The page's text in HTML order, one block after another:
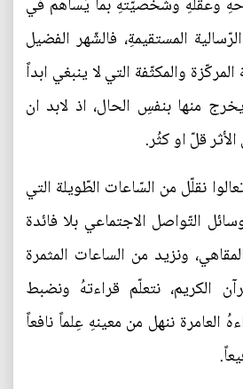
وعقلهِ وشخصيّتهِ بما يُساهم في
المستقيمةِ، فالشّهر الفضيل
المركّزة والمكثّفة التي لا ينبغي ابداً
منها بنفسِ الحال، اذ لابد ان
قلّ او كثُر.
نقلّل من السّاعات الطّويلة التي
التّواصل الاجتماعي بلا فائدة
ونزيد من الساعات المثمرة
الكريم، نتعلّم قراءتهُ ونضبط
العامرة ننهل من معينهِ عِلماً نافعاً